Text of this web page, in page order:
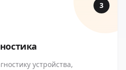
3
устройства,